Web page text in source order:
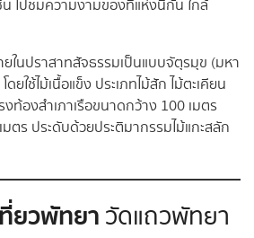
ไปชมความงามของที่แห่งนี้กัน ใกล้
ในปราสาทสัจธรรมเป็นแบบจัตุรมุข (มหา
ยใช้ไม้เนื้อแข็ง ประเภทไม้สัก ไม้ตะเคียน
ท้องสำเภาเรือขนาดกว้าง 100 เมตร
ตร ประดับด้วยประติมากรรมไม้แกะสลัก
ยวพัทยา วัดแถวพัทยา